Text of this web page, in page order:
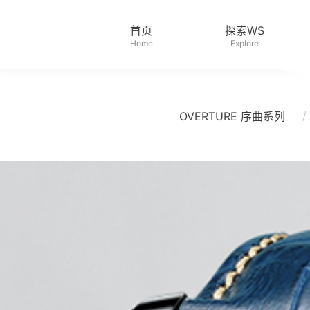
首页
Home
探索WS
Explore
OVERTURE 序曲系列 /